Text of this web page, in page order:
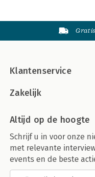
Klantenservice
Zakelijk
Altijd op de hoogte
Schrijf u in voor onze
met relevante
events en de beste